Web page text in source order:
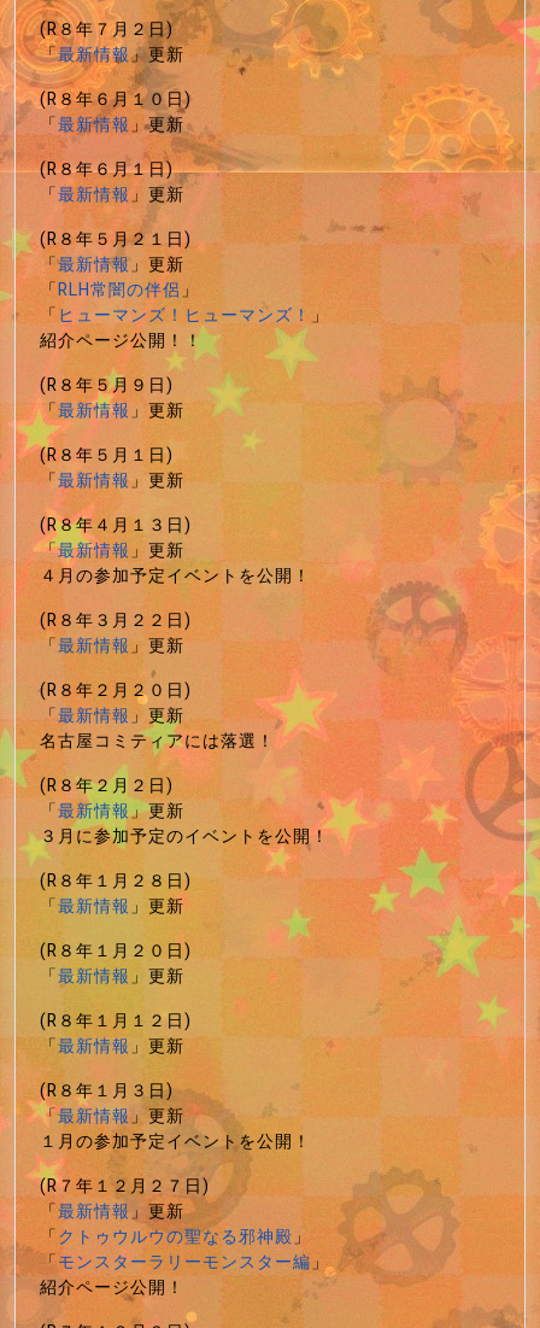
(R８年７月２日)
「最新情報」更新
(R８年６月１０日)
「最新情報」更新
(R８年６月１日)
「最新情報」更新
(R８年５月２１日)
「最新情報」更新
「RLH常闇の伴侶」
「ヒューマンズ！ヒューマンズ！ 」
紹介ページ公開！！
(R８年５月９日)
「最新情報」更新
(R８年５月１日)
「最新情報」更新
(R８年４月１３日)
「最新情報」更新
４月の参加予定イベントを公開！
(R８年３月２２日)
「最新情報」更新
(R８年２月２０日)
「最新情報」更新
名古屋コミティアには落選！
(R８年２月２日)
「最新情報」更新
３月に参加予定のイベントを公開！
(R８年１月２８日)
「最新情報」更新
(R８年１月２０日)
「最新情報」更新
(R８年１月１２日)
「最新情報」更新
(R８年１月３日)
「最新情報」更新
１月の参加予定イベントを公開！
(R７年１２月２７日)
「最新情報」更新
「クトゥウルウの聖なる邪神殿」
「モンスターラリーモンスター編」
紹介ページ公開！